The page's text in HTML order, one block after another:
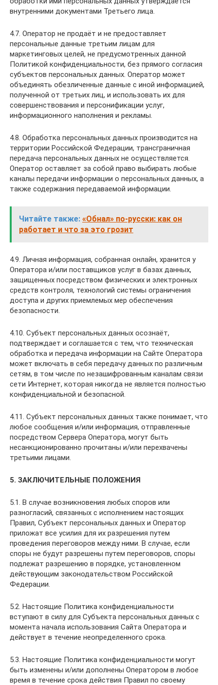
внутренними документами Третьего лица.
4.7. Оператор не продаёт и не предоставляет
персональные данные третьим лицам для
маркетинговых целей, не предусмотренных данной
Политикой конфиденциальности, без прямого согласия
субъектов персональных данных. Оператор может
объединять обезличенные данные с иной информацией,
полученной от третьих лиц, и использовать их для
совершенствования и персонификации услуг,
информационного наполнения и рекламы.
4.8. Обработка персональных данных производится на
территории Российской Федерации, трансграничная
передача персональных данных не осуществляется.
Оператор оставляет за собой право выбирать любые
каналы передачи информации о персональных данных, а
также содержания передаваемой информации.
Читайте также: «Обнал» по-русски: как он
работает и что за это грозит
4.9. Личная информация, собранная онлайн, хранится у
Оператора и/или поставщиков услуг в базах данных,
защищенных посредством физических и электронных
средств контроля, технологий системы ограничения
доступа и других приемлемых мер обеспечения
безопасности.
4.10. Субъект персональных данных осознаёт,
подтверждает и соглашается с тем, что техническая
обработка и передача информации на Сайте Оператора
может включать в себя передачу данных по различным
сетям, в том числе по незашифрованным каналам связи
сети Интернет, которая никогда не является полностью
конфиденциальной и безопасной.
4.11. Субъект персональных данных также понимает, что
любое сообщения и/или информация, отправленные
посредством Сервера Оператора, могут быть
несанкционированно прочитаны и/или перехвачены
третьими лицами.
5. ЗАКЛЮЧИТЕЛЬНЫЕ ПОЛОЖЕНИЯ
5.1. В случае возникновения любых споров или
разногласий, связанных с исполнением настоящих
Правил, Субъект персональных данных и Оператор
приложат все усилия для их разрешения путем
проведения переговоров между ними. В случае, если
споры не будут разрешены путем переговоров, споры
подлежат разрешению в порядке, установленном
действующим законодательством Российской
Федерации.
5.2. Настоящие Политика конфиденциальности
вступают в силу для Субъекта персональных данных с
момента начала использования Сайта Оператора и
действует в течение неопределенного срока.
5.3. Настоящие Политика конфиденциальности могут
быть изменены и/или дополнены Оператором в любое
время в течение срока действия Правил по своему